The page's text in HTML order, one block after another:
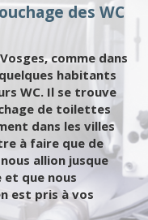
des WC
comme dans
habitants
WC. Il se trouve
de toilettes
dans les villes
à faire que de
allion jusque
et que nous
est pris à vos